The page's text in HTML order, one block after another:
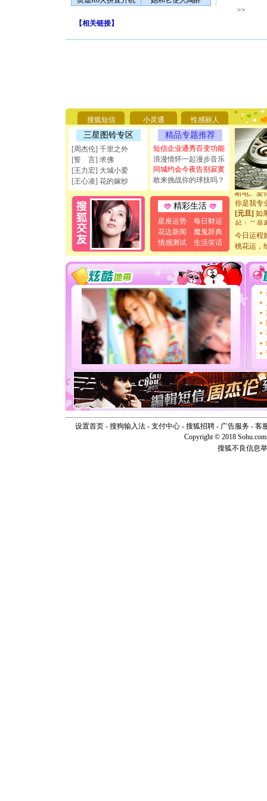
>>
【相关链接】
搜狐短信 小灵通 性感丽人
三星图铃专区
[周杰伦] 千里之外
[誓 言] 求佛
[王力宏] 大城小爱
[王心凌] 花的嫁纱
精品专题推荐
短信企业通秀百变功能
浪漫情怀一起漫步音乐
同城约会今夜告别寂寞
敢来挑战你的球技吗？
精彩生活
星座运势
每日财运
花边新闻
魔鬼辞典
情感测试
生活笑话
你太多，
要平安
[圣诞节]
能正大光
天都要快
[圣诞节]
如意,快
[元旦]看
断电。爱
你是我专
[元旦]如
起；二是
[元旦]当
泣，这痛
[春节]风
颜！冬
道一声
[春节]
片叶子
送你一
[圣诞节]
你太多
要平安
[圣诞节]
能正大光
天都要快
[圣诞节]
如意,快
[元旦]看
断电。
你是我专
[元旦]如
起；二是
今日运程
桃花运，
设置首页- 搜狗输入法- 支付中心- 搜狐招聘- 广告服务- 客
Copyright © 2018
搜狐不良信息